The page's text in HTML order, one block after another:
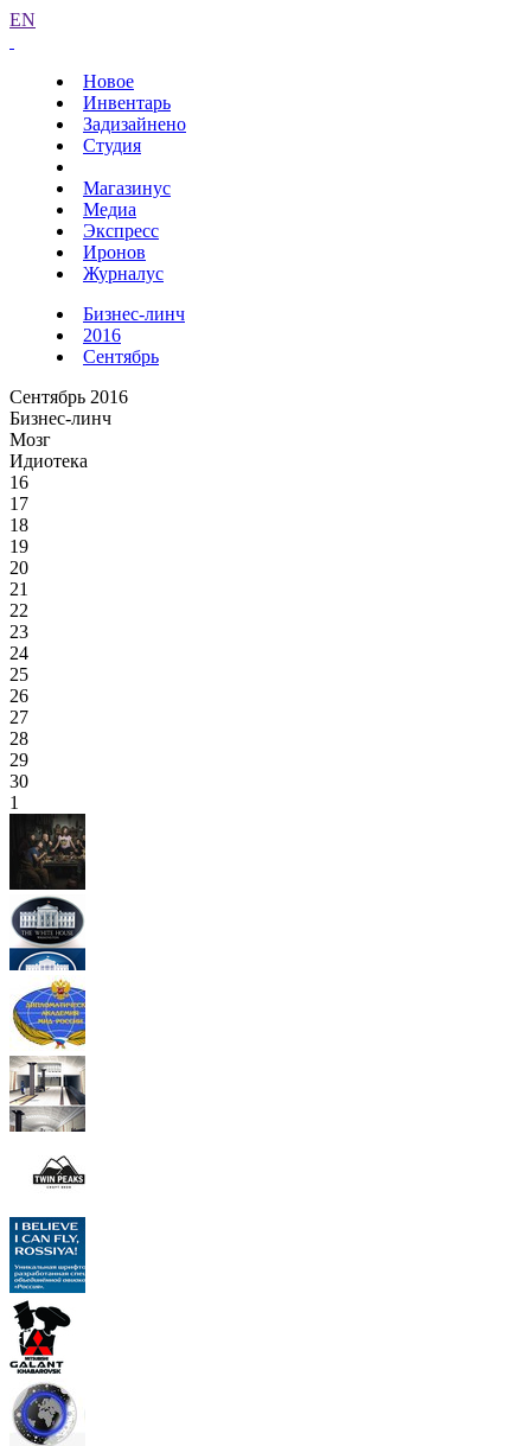
EN
Новое
Инвентарь
Задизайнено
Студия
Магазинус
Медиа
Экспресс
Иронов
Журналус
Бизнес-линч
2016
Сентябрь
Сентябрь 2016
Бизнес-линч
Мозг
Идиотека
16
17
18
19
20
21
22
23
24
25
26
27
28
29
30
1